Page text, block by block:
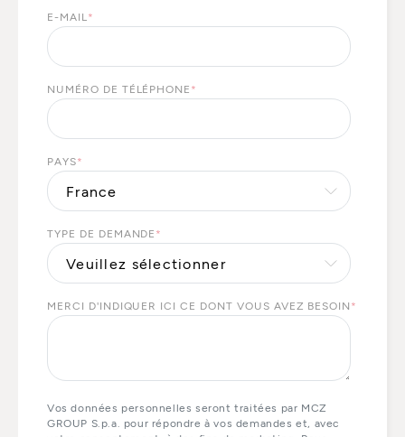
E-MAIL *
NUMÉRO DE TÉLÉPHONE *
PAYS*
TYPE DE DEMANDE *
MERCI D'INDIQUER ICI CE DONT VOUS AVEZ BESOIN *
Vos données personnelles seront traitées par MCZ
GROUP S.p.a. pour répondre à vos demandes et, avec